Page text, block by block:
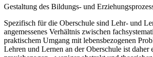
Gestaltung des Bildungs- und
Spezifisch für die Oberschule sind Lehr- und
angemessenes Verhältnis zwischen
praktischem Umgang mit lebensbezogenen
Lehren und Lernen an der Oberschule ist daher